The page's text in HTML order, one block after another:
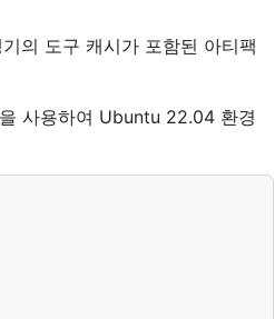
의 도구 캐시가 포함된 아티팩
사용하여 Ubuntu 22.04 환경